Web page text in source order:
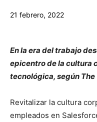
21 febrero, 2022
En la era del trabajo
epicentro de la cultura
tecnológica, según
Revitalizar la cultura
empleados en